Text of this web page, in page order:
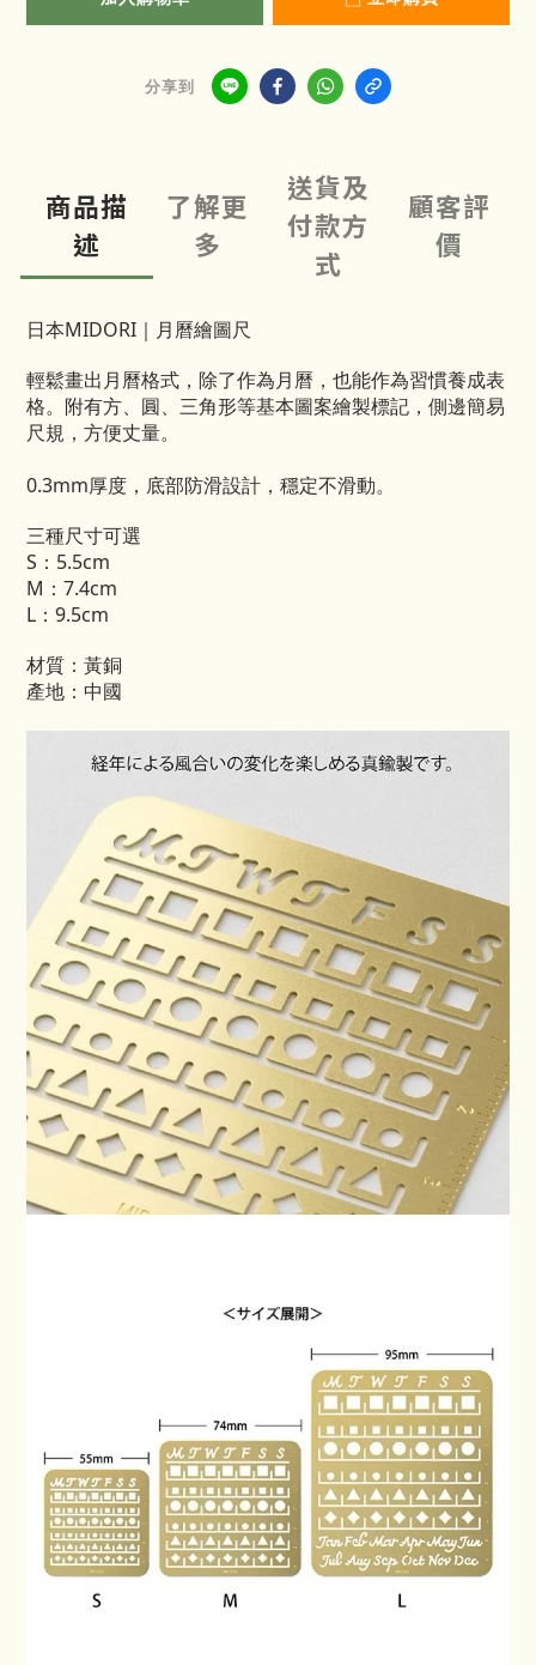
分享到
商品描
述
了解更
多
送貨及
付款方
式
顧客評
價
日本MIDORI｜月曆繪圖尺
輕鬆畫出月曆格式，除了作為月曆，也能作為習慣養成表
格。附有方、圓、三角形等基本圖案繪製標記，側邊簡易
尺規，方便丈量。
0.3mm厚度，底部防滑設計，穩定不滑動。
三種尺寸可選
S：5.5cm
M：7.4cm
L：9.5cm
材質：黃銅
產地：中國